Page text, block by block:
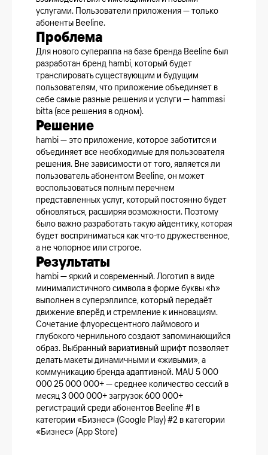
услугами. Пользователи приложения — только
абоненты Beeline.
Проблема
Для нового супераппа на базе бренда Beeline был
разработан бренд hambi, который будет
транслировать существующим и будущим
пользователям, что приложение объединяет в
себе самые разные решения и услуги — hammasi
bitta (все решения в одном).
Решение
hambi — это приложение, которое заботится и
объединяет все необходимые для пользователя
решения. Вне зависимости от того, является ли
пользователь абонентом Beeline, он может
воспользоваться полным перечнем
представленных услуг, который постоянно будет
обновляться, расширяя возможности. Поэтому
было важно разработать такую айдентику, которая
будет восприниматься как что-то дружественное,
а не чопорное или строгое.
Результаты
hambi — яркий и современный. Логотип в виде
минималистичного символа в форме буквы «h»
выполнен в суперэллипсе, который передаёт
движение вперёд и стремление к инновациям.
Сочетание флуоресцентного лаймового и
глубокого чернильного создают запоминающийся
образ. Выбранный вариативный шрифт позволяет
делать макеты динамичными и «живыми», а
коммуникацию бренда адаптивной. MAU 5 000
000 25 000 000+ — среднее количество сессий в
месяц 3 000 000+ загрузок 600 000+
регистраций среди абонентов Beeline #1 в
категории «Бизнес» (Google Play) #2 в категории
«Бизнес» (App Store)